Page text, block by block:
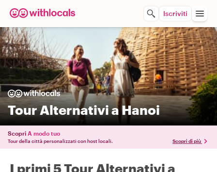
Iscriviti
Tour Alternativi a Hanoi
Scopri A modo tuo
Tour della città personalizzati con host locali. Scopri di più
I primi 5 Tour Alternativi a